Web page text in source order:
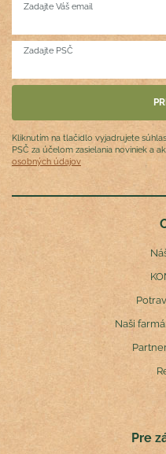
Zadajte Váš email
Zadajte PSČ
Kliknutím na tlačidlo vyjadrujete
PSČ za účelom zasielania noviniek a
osobných údajov
Naši
Pre